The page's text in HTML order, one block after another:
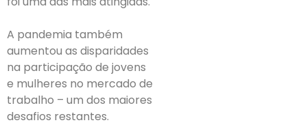
A pandemia também
aumentou as disparidades
na participação de jovens
e mulheres no mercado de
trabalho – um dos maiores
desafios restantes.